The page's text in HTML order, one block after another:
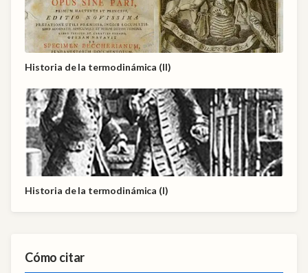
Historia de la termodinámica (II)
Historia de la termodinámica (I)
Cómo citar